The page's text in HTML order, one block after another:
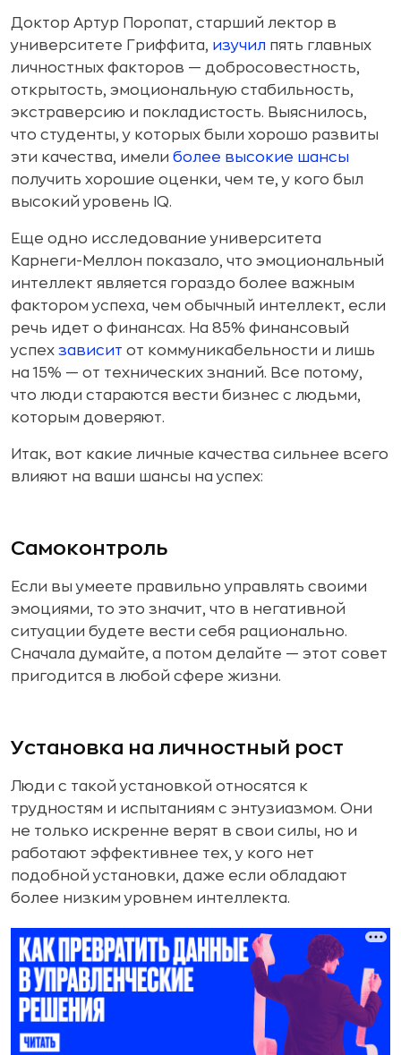
Доктор Артур Поропат, старший лектор в
университете Гриффита, изучил пять главных
личностных факторов — добросовестность,
открытость, эмоциональную стабильность,
экстраверсию и покладистость. Выяснилось,
что студенты, у которых были хорошо развиты
эти качества, имели более высокие шансы
получить хорошие оценки, чем те, у кого был
высокий уровень IQ.
Еще одно исследование университета
Карнеги-Меллон показало, что эмоциональный
интеллект является гораздо более важным
фактором успеха, чем обычный интеллект, если
речь идет о финансах. На 85% финансовый
успех зависит от коммуникабельности и лишь
на 15% — от технических знаний. Все потому,
что люди стараются вести бизнес с людьми,
которым доверяют.
Итак, вот какие личные качества сильнее всего
влияют на ваши шансы на успех:
Самоконтроль
Если вы умеете правильно управлять своими
эмоциями, то это значит, что в негативной
ситуации будете вести себя рационально.
Сначала думайте, а потом делайте — этот совет
пригодится в любой сфере жизни.
Установка на личностный рост
Люди с такой установкой относятся к
трудностям и испытаниям с энтузиазмом. Они
не только искренне верят в свои силы, но и
работают эффективнее тех, у кого нет
подобной установки, даже если обладают
более низким уровнем интеллекта.